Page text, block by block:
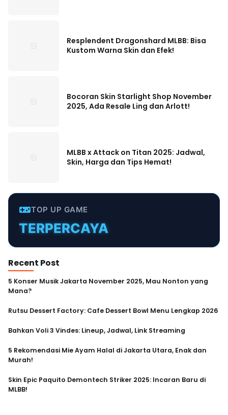
Resplendent Dragonshard MLBB: Bisa
Kustom Warna Skin dan Efek!
Bocoran Skin Starlight Shop November
2025, Ada Resale Ling dan Arlott!
MLBB x Attack on Titan 2025: Jadwal,
Skin, Harga dan Tips Hemat!
TOP UP GAME
MURAH
TERPERCAYA
INSTANT
CEPAT
AMAN
Recent Post
5 Konser Musik Jakarta November 2025, Mau Nonton yang
Mana?
Rutsu Dessert Factory: Cafe Dessert Bowl Menu Lengkap 2026
Bahkan Voli 3 Vindes: Lineup, Jadwal, Link Streaming
5 Rekomendasi Mie Ayam Halal di Jakarta Utara, Enak dan
Murah!
Skin Epic Paquito Demontech Striker 2025: Incaran Baru di
MLBB!